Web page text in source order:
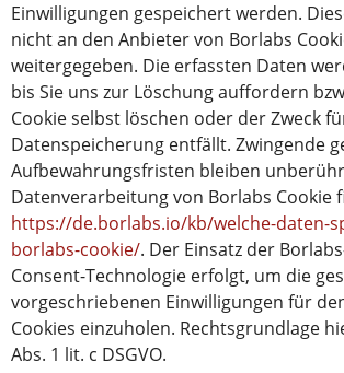
Einwilligungen gespeichert werden.
nicht an den Anbieter von Borlabs
weitergegeben. Die erfassten Daten
bis Sie uns zur Löschung auffordern
Cookie selbst löschen oder der Zweck
Datenspeicherung entfällt. Zwingende
Aufbewahrungsfristen bleiben
Datenverarbeitung von Borlabs Cookie
https://de.borlabs.io/kb/welche-daten-
borlabs-cookie/. Der Einsatz der
Consent-Technologie erfolgt, um die
vorgeschriebenen Einwilligungen für
Cookies einzuholen. Rechtsgrundlage
Abs. 1 lit. c DSGVO.